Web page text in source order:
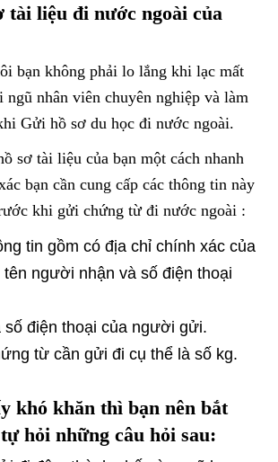
tài liệu đi nước ngoài của
bạn không phải lo lắng khi lạc mất
nhân viên chuyên nghiệp và làm
Gửi hồ sơ du học đi nước ngoài.
sơ tài liệu của bạn một cách nhanh
bạn cần cung cấp các thông tin này
khi gửi chứng từ đi nước ngoài :
tin gồm có địa chỉ chính xác của
người nhận và số điện thoại
số điện thoại của người gửi.
từ cần gửi đi cụ thể là số kg.
khó khăn thì bạn nên bắt
hỏi những câu hỏi sau: